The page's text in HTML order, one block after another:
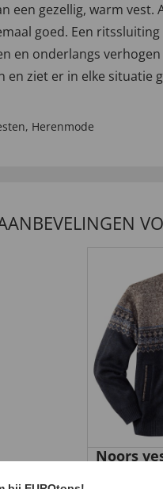
een gezellig, warm vest.
goed. Een
en onderlangs
en ziet er in elke situatie
, Herenmode
Noors